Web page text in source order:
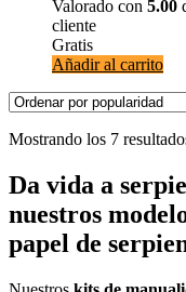
Valorado con 5.00
cliente
Gratis
Añadir al carrito
Mostrando los 7
Da vida a
nuestros
papel de